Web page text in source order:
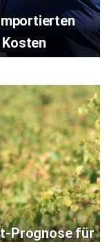
Prognose für